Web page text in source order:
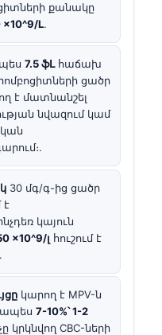
քանակը
×10^9/L.
7.5 ֆԼհաճախ
ցածր
է մատնանշել
նվազում կամ
30 մգ/գ-ից ցածր
է
կայուն
×10^9/լ հուշում է
կարող է MPV-ն
7-10%՝ 1-2
կրկնվող CBC-ների